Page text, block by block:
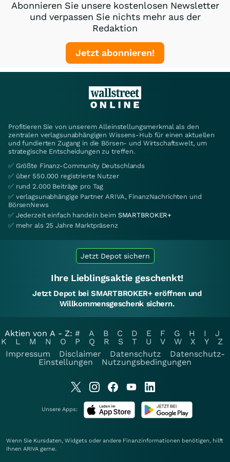
Abonnieren Sie unsere kostenlosen Newsletter
und verpassen Sie nichts mehr aus der
Redaktion
Jetzt abonnieren!
Profitieren Sie von unserem Alleinstellungsmerkmal als den
zentralen verlagsunabhängigen Wissens-Hub für einen aktuellen
und fundierten Zugang in die Börsen- und Wirtschaftswelt, um
strategische Entscheidungen zu treffen.
✅ Größte Finanz-Community Deutschlands
✅ über 550.000 registrierte Nutzer
✅ rund 2.000 Beiträge pro Tag
✅ verlagsunabhängige Partner ARIVA, FinanzNachrichten und
BörsenNews
✅ Jederzeit einfach handeln beim SMARTBROKER+
✅ mehr als 25 Jahre Marktpräsenz
Jetzt Depot sichern
Ihre Lieblingsaktie geschenkt!
Jetzt Depot bei SMARTBROKER+ eröffnen und
Willkommensgeschenk sichern.
Aktien von A - Z: # A B C D E F G H I
J
K
L M N O P Q R S T U V W X Y
Z
Impressum
Disclaimer Datenschutz
Datenschutz-
Einstellungen
Nutzungsbedingungen
Unsere Apps:
Wenn Sie Kursdaten, Widgets oder andere Finanzinformationen benötigen, hilft
Ihnen ARIVA gerne.